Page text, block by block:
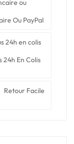
Ou PayPal
24h En Colis
Retour Facile